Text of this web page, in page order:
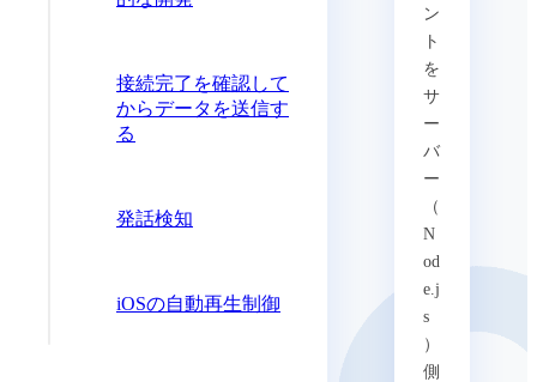
接続完了を確認して
からデータを送信す
る
発話検知
iOSの自動再生制御
ン
ト
を
サ
ー
バ
ー
（
N
od
e.j
s
）
側